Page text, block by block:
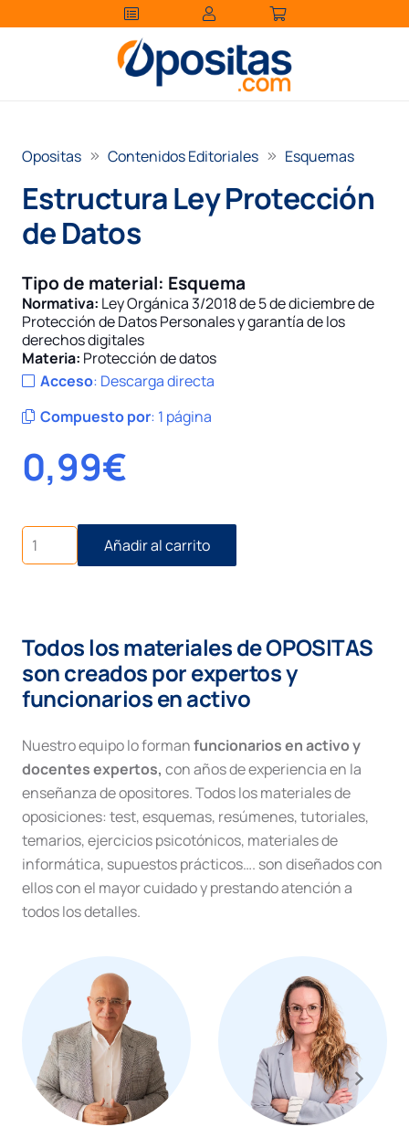
Opositas Contenidos Editoriales Esquemas
Estructura Ley Protección
de Datos
Tipo de material: Esquema
Normativa: Ley Orgánica 3/2018 de 5 de diciembre de
Protección de Datos Personales y garantía de los
derechos digitales
Materia: Protección de datos
Acceso: Descarga directa
Compuesto por: 1 página
0,99€
Estructura
Ley
Protección
Añadir al carrito
Todos los materiales de OPOSITAS
son creados por expertos y
funcionarios en activo
Nuestro equipo lo formanfuncionarios en activo y
docentes expertos, con años de experiencia en la
enseñanza de opositores. Todos los materiales de
oposiciones: test, esquemas, resúmenes, tutoriales,
temarios, ejercicios psicotónicos, materiales de
informática, supuestos prácticos…. son diseñados con
ellos con el mayor cuidado y prestando atención a
todos los detalles.